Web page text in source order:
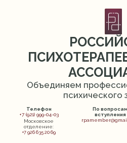
Объединяем
психического
Телефон
+7 (921) 999-04-03
Московское
отделение:
+7 926 635 20 69
По вопросам
вступления